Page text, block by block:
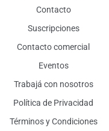
Contacto
Suscripciones
Contacto comercial
Eventos
Trabajá con nosotros
Política de Privacidad
Términos y Condiciones